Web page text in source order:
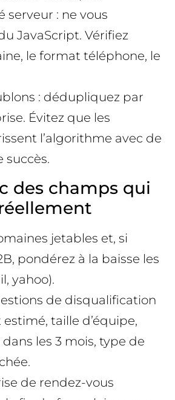
serveur : ne vous
JavaScript. Vérifiez
le format téléphone, le
: dédupliquez par
Évitez que les
l’algorithme avec de
succès.
des champs qui
jetables et, si
pondérez à la baisse les
yahoo).
de disqualification
taille d’équipe,
les 3 mois, type de
de rendez-vous